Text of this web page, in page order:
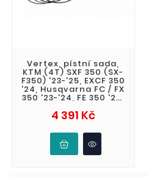
Vertex, pístní sada,
KTM (4T) SXF 350 (SX-
F350) '23-'25, EXCF 350
'24, Husqvarna FC / FX
350 '23-'24, FE 350 '24,
4 391 KčCena